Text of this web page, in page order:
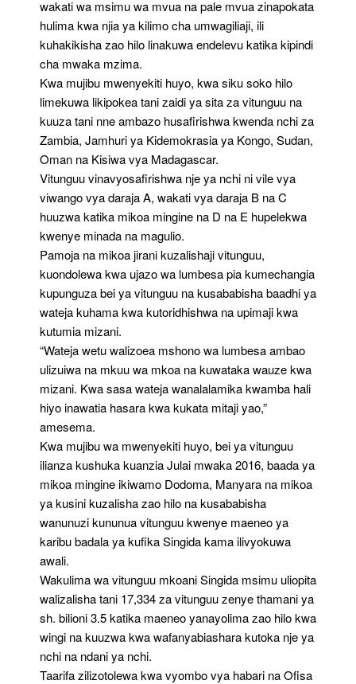
wakati wa msimu wa mvua na pale mvua zinapokata
hulima kwa njia ya kilimo cha umwagiliaji, ili
kuhakikisha zao hilo linakuwa endelevu katika kipindi
cha mwaka mzima.
Kwa mujibu mwenyekiti huyo, kwa siku soko hilo
limekuwa likipokea tani zaidi ya sita za vitunguu na
kuuza tani nne ambazo husafirishwa kwenda nchi za
Zambia, Jamhuri ya Kidemokrasia ya Kongo, Sudan,
Oman na Kisiwa vya Madagascar.
Vitunguu vinavyosafirishwa nje ya nchi ni vile vya
viwango vya daraja A, wakati vya daraja B na C
huuzwa katika mikoa mingine na D na E hupelekwa
kwenye minada na magulio.
Pamoja na mikoa jirani kuzalishaji vitunguu,
kuondolewa kwa ujazo wa lumbesa pia kumechangia
kupunguza bei ya vitunguu na kusababisha baadhi ya
wateja kuhama kwa kutoridhishwa na upimaji kwa
kutumia mizani.
“Wateja wetu walizoea mshono wa lumbesa ambao
ulizuiwa na mkuu wa mkoa na kuwataka wauze kwa
mizani. Kwa sasa wateja wanalalamika kwamba hali
hiyo inawatia hasara kwa kukata mitaji yao,”
amesema.
Kwa mujibu wa mwenyekiti huyo, bei ya vitunguu
ilianza kushuka kuanzia Julai mwaka 2016, baada ya
mikoa mingine ikiwamo Dodoma, Manyara na mikoa
ya kusini kuzalisha zao hilo na kusababisha
wanunuzi kununua vitunguu kwenye maeneo ya
karibu badala ya kufika Singida kama ilivyokuwa
awali.
Wakulima wa vitunguu mkoani Singida msimu uliopita
walizalisha tani 17,334 za vitunguu zenye thamani ya
sh. bilioni 3.5 katika maeneo yanayolima zao hilo kwa
wingi na kuuzwa kwa wafanyabiashara kutoka nje ya
nchi na ndani ya nchi.
Taarifa zilizotolewa kwa vyombo vya habari na Ofisa